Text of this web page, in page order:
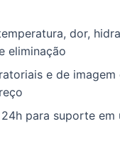
dor,
eliminação
e de
para suporte em